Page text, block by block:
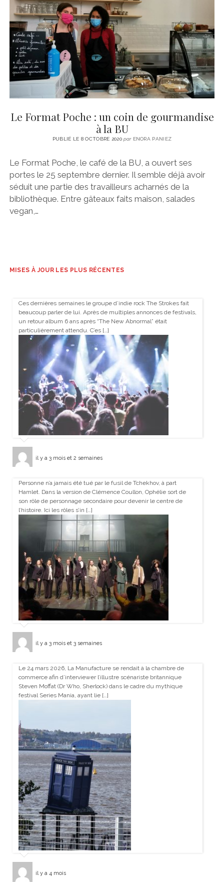
CINÉMA
LITTÉRATURE
ÉCONOMIE
SPORT
MÉDIAS
SANTÉ
instagram
emailemail-
form
Le Format Poche : un coin de gourmandise
à la BU
PUBLIÉ LE 8 OCTOBRE 2020parENORA PANIEZ
Le Format Poche, le café de la BU, a ouvert ses
portes le 25 septembre dernier. Il semble déjà avoir
séduit une partie des travailleurs acharnés de la
bibliothèque. Entre gâteaux faits maison, salades
vegan,…
MISES À JOUR LES PLUS RÉCENTES
Ces dernières semaines le groupe d’indie rock The Strokes fait
beaucoup parler de lui. Après de multiples annonces de festivals,
un retour album 6 ans après “The New Abnormal” était
particulièrement attendu. C’es […]
il y a 3 mois et 2 semaines
Personne n’a jamais été tué par le fusil de Tchekhov, à part
Hamlet. Dans la version de Clémence Coullon, Ophélie sort de
son rôle de personnage secondaire pour devenir le centre de
l’histoire. Ici les rôles s’in […]
il y a 3 mois et 3 semaines
Le 24 mars 2026, La Manufacture se rendait à la chambre de
commerce afin d’interviewer l’illustre scénariste britannique
Steven Moffat (Dr Who, Sherlock) dans le cadre du mythique
festival Series Mania, ayant lie […]
il y a 4 mois